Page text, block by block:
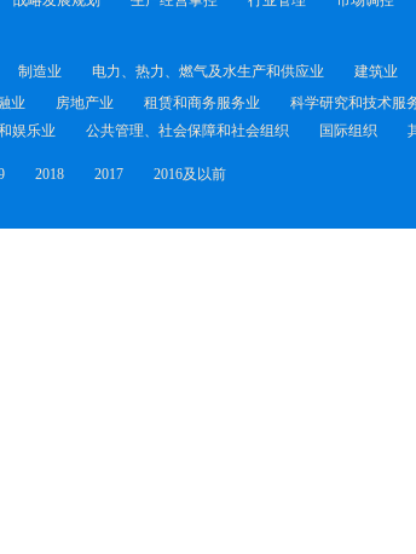
制造业 电力、热力、燃气及水生产和供应业 建筑业
业 房地产业 租赁和商务服务业 科学研究和技术服
娱乐业 公共管理、社会保障和社会组织 国际组织
2018 2017 2016及以前